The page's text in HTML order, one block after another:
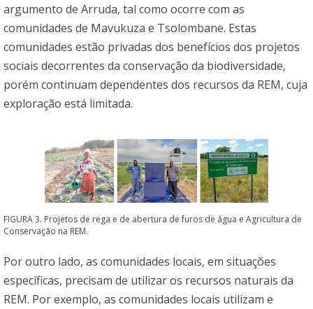
argumento de Arruda, tal como ocorre com as
comunidades de Mavukuza e Tsolombane. Estas
comunidades estão privadas dos benefícios dos projetos
sociais decorrentes da conservação da biodiversidade,
porém continuam dependentes dos recursos da REM, cuja
exploração está limitada.
FIGURA 3. Projetos de rega e de abertura de furos de água e Agricultura de
Conservação na REM.
Por outro lado, as comunidades locais, em situações
específicas, precisam de utilizar os recursos naturais da
REM. Por exemplo, as comunidades locais utilizam e